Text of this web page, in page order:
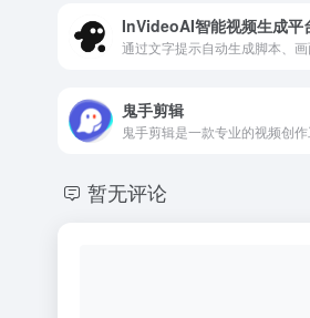
InVideoAI智能视频生成平
鬼手剪辑
暂无评论